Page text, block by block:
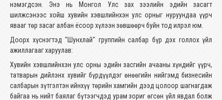
нэмэгдсэн. Энэ нь Монгол Улс зах зээлийн эдийн засагт
шилжсэнээс хойш хувийн хэвшлийнхэн улс орныг нуруундаа үүрч
явааг төр засаг албан ёсоор хүлээн зөвшөөрч буйн тод илрэл юм.
Доорх хүснэгтэд "Шунхлай" группийн салбар бүр дэх голлох үйл
ажиллагааг харуулав:
Хувийн хэвшлийнхэн улс орны эдийн засгийн ачааны хүндийг үүрч,
татварын дийлэнх хувийг бүрдүүлдэг өнөөгийн нийгэмд бизнесийн
салбарын зүтгэлтэн ийнхүү төрийн хамгийн дээд цолоор шагнагдаж
байгаа нь нийт баялаг бүтээгчдэд урам зориг өгсөн үйл явдал болж